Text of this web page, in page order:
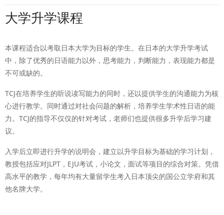
大学升学课程
本课程适合以考取日本大学为目标的学生。在日本的大学升学考试
中，除了优秀的日语能力以外，思考能力，判断能力，表现能力都是
不可或缺的。
TCJ在培养学生的听说读写能力的同时，还以提供学生的沟通能力为核
心进行教学。同时通过对社会问题的解析，培养学生学术性日语的能
力。TCJ的指导不仅仅的针对考试，老师们也提供很多升学后学习建
议。
入学后立即进行升学的说明会，建立以升学目标为基础的学习计划，
教授包括应对JLPT，EJU考试，小论文，面试等项目的综合对策。凭借
高水平的教学，每年均有大量留学生考入日本顶尖的国公立学府和其
他名牌大学。